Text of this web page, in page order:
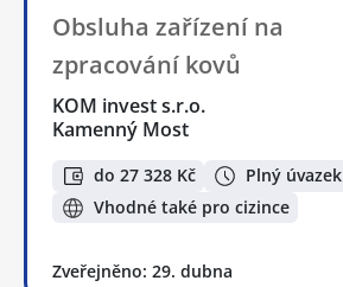
Obsluha zařízení na
zpracování kovů
KOM invest s.r.o.
Kamenný Most
do 27 328 Kč
Plný úvazek
Vhodné také pro cizince
Zveřejněno: 29. dubna